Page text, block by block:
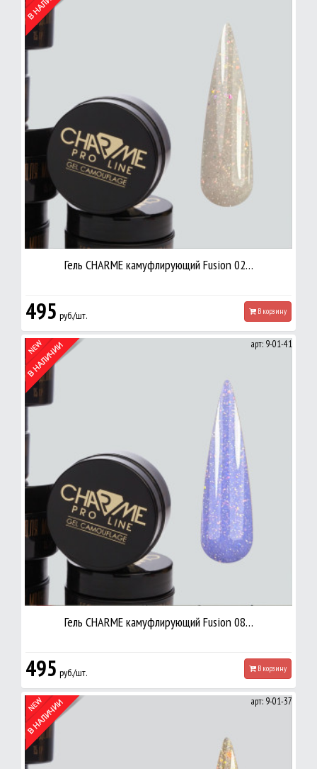
Гель CHARME камуфлирующий Fusion 02…
495 руб./шт. В корзину
арт: 9-01-41
Гель CHARME камуфлирующий Fusion 08…
495 руб./шт. В корзину
арт: 9-01-37